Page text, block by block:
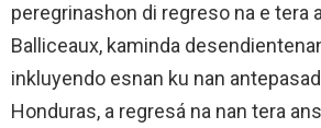
peregrinashon di regreso na e tera
Balliceaux, kaminda
inkluyendo esnan ku nan
Honduras, a regresá na nan tera